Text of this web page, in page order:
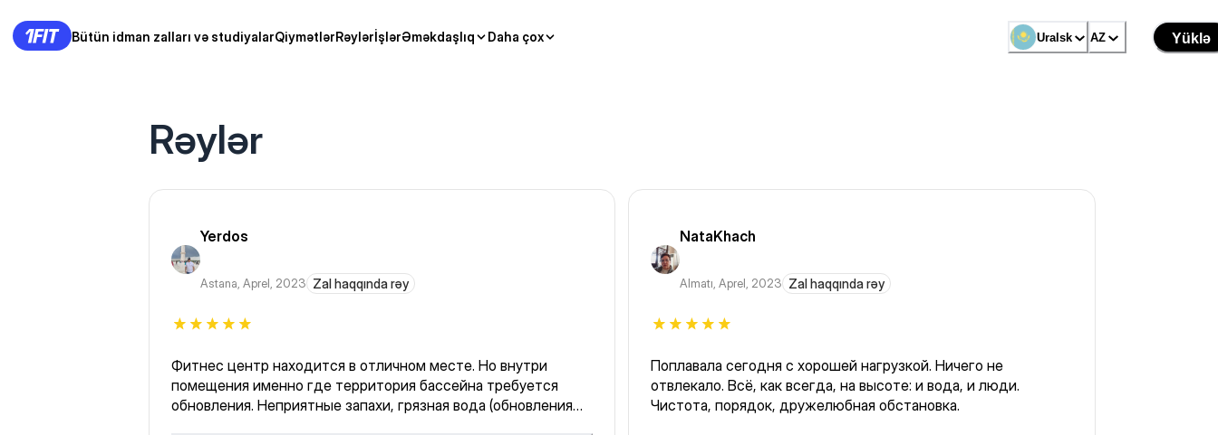
Bütün idman zalları və studiyalarQiymətlərRəylərİşlərƏməkdaşlıq Daha çox Uralsk AZ Yüklə
Rəylər
Yerdos
Astana, Aprel, 2023 Zal haqqında rəy
Фитнес центр находится в отличном месте. Но внутри
помещения именно где территория бассейна требуется
обновления. Неприятные запахи, грязная вода (обновления
NataKhach
Almatı, Aprel, 2023 Zal haqqında rəy
Поплавала сегодня с хорошей нагрузкой. Ничего не
отвлекало. Всё, как всегда, на высоте: и вода, и люди.
Чистота, порядок, дружелюбная обстановка.